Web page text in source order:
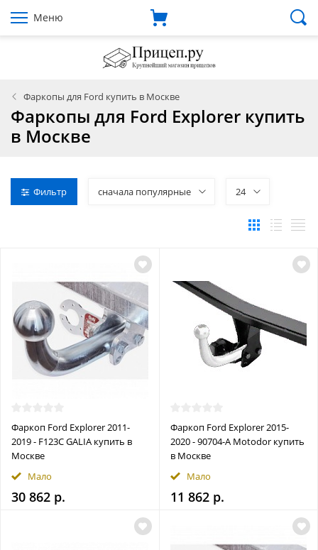
Меню
Фаркопы для Ford купить в Москве
Фаркопы для Ford Explorer купить
в Москве
Фильтр сначала популярные 24
Фаркоп Ford Explorer 2011-
2019 - F123C GALIA купить в
Москве
Мало
30 862 р.
Фаркоп Ford Explorer 2015-
2020 - 90704-A Motodor купить
в Москве
Мало
11 862 р.